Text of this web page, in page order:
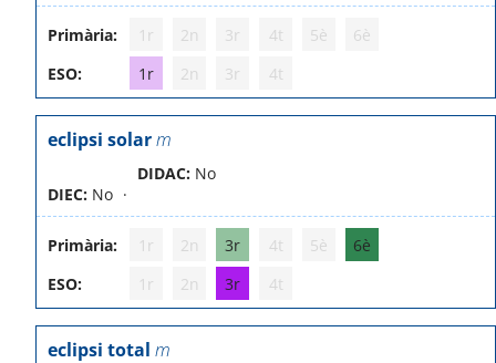
Primària: 1r 2n 3r 4t 5è
6è
ESO:
1r 2n 3r 4t
eclipsi solarm
DIEC: No
DIDAC: No
Primària: 1r 2n 3r 4t 5è
6è
ESO:
1r 2n 3r 4t
eclipsi total m